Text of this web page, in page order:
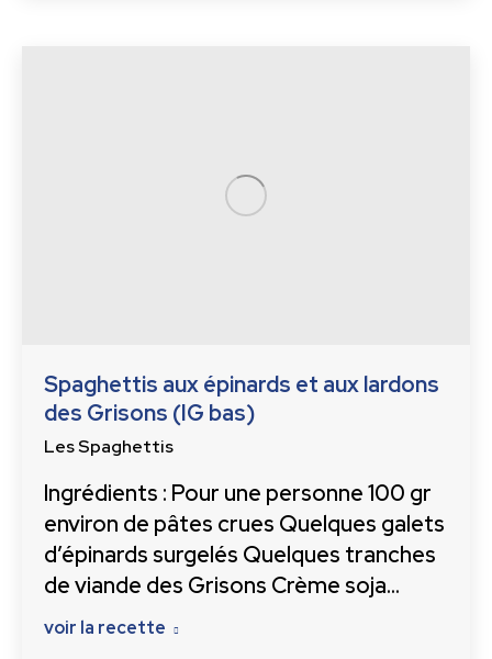
Spaghettis aux épinards et aux lardons
des Grisons (IG bas)
Les Spaghettis
Ingrédients : Pour une personne 100 gr
environ de pâtes crues Quelques galets
d’épinards surgelés Quelques tranches
de viande des Grisons Crème soja…
voir la recette